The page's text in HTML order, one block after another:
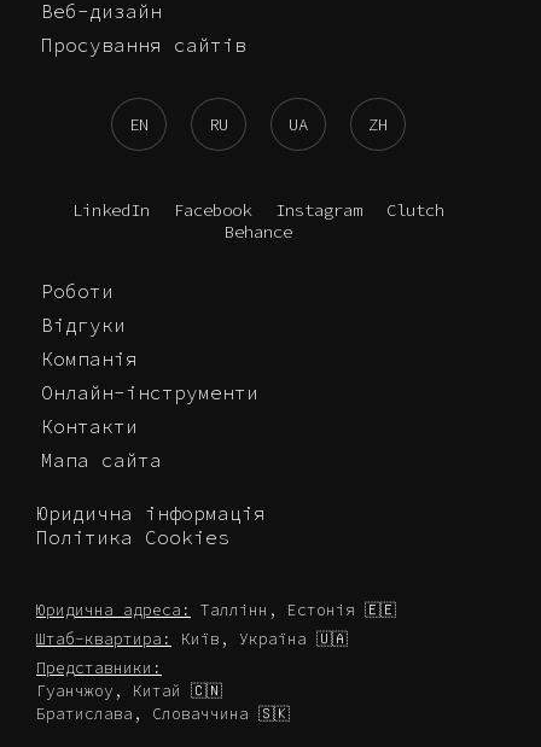
Веб-дизайн
Просування сайтів
EN RU UA ZH
LinkedIn Facebook Instagram
Clutch
Behance
Роботи
Відгуки
Компанія
Онлайн-інструменти
Контакти
Мапа сайта
Юридична інформація
Політика Cookies
Юридична адреса:
Таллінн, Естонія 🇪🇪
Штаб-квартира:
Київ, Україна 🇺🇦
Представники:
Гуанчжоу, Китай 🇨🇳
Братислава, Словаччина 🇸🇰